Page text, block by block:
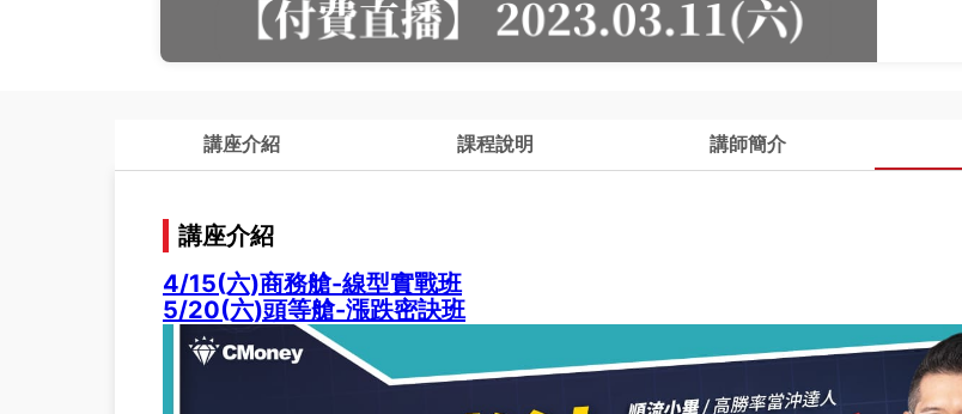
講座介紹 課程說明 講師簡介
講座介紹
4/15(六)商務艙-線型實戰班
5/20(六)頭等艙-漲跌密訣班